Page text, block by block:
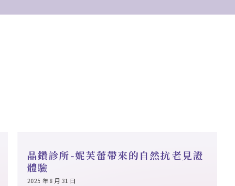
晶鑽診所-妮芙蕾帶來的自然抗老見證
體驗
2025 年 8 月 31 日